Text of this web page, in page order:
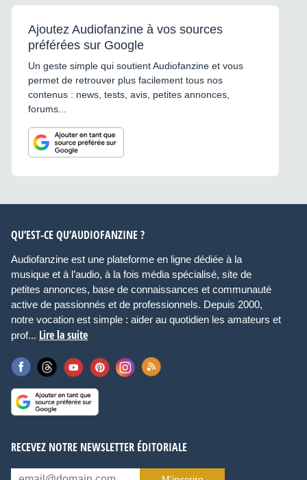
Ajoutez Audiofanzine à vos sources
préférées sur Google
Un geste simple qui soutient Audiofanzine et vous
permet de retrouver plus facilement tous nos
contenus : news, tests, avis, petites annonces,
forums...
QU’EST-CE QU’AUDIOFANZINE ?
Audiofanzine est une plateforme en ligne dédiée à la
musique et à l’audio, à la fois média spécialisé, site de
petites annonces, base de connaissances et communauté
active de passionnés et de professionnels. Depuis 2000,
notre vocation est simple : aider au quotidien les amateurs et
prof... Lire la suite
RECEVEZ NOTRE NEWSLETTER ÉDITORIALE